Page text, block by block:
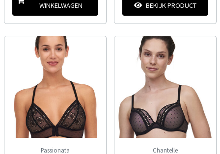
WINKELWAGEN
BEKIJK PRODUCT
Passionata
Chantelle